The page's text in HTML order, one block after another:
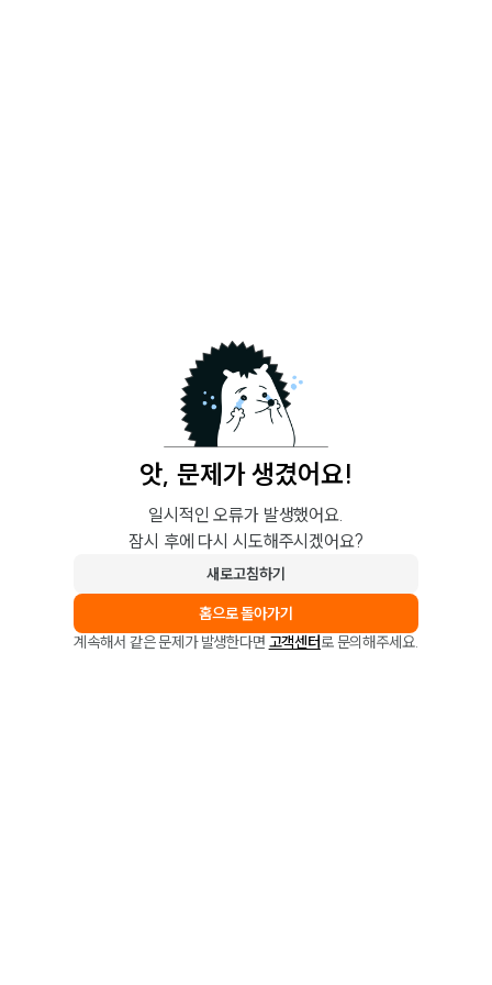
앗, 문제가 생겼어요!
일시적인 오류가 발생했어요.
잠시 후에 다시 시도해주시겠어요?
새로고침하기
홈으로 돌아가기
계속해서 같은 문제가 발생한다면 고객센터로 문의해주세요.